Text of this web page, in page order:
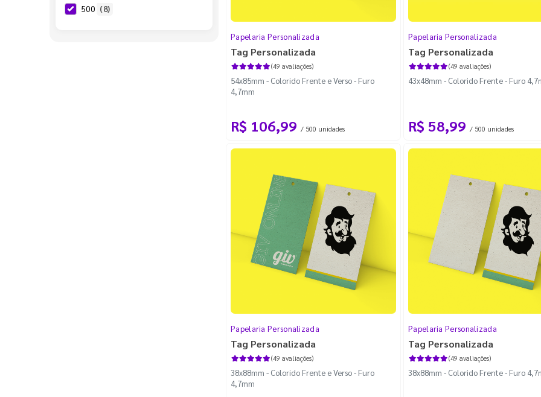
500 (8)
Papelaria Personalizada
Tag Personalizada
(49 avaliações)
54x85mm - Colorido Frente e Verso - Furo
4,7mm
R$ 106,99 / 500 unidades
Papelaria Personalizada
Tag Personalizada
(49 avaliações)
43x48mm - Colorido Frente - Furo
R$ 58,99 / 500 unidades
Papelaria Personalizada
Tag Personalizada
(49 avaliações)
38x88mm - Colorido Frente e Verso - Furo
4,7mm
Papelaria Personalizada
Tag Personalizada
(49 avaliações)
38x88mm - Colorido Frente - Furo